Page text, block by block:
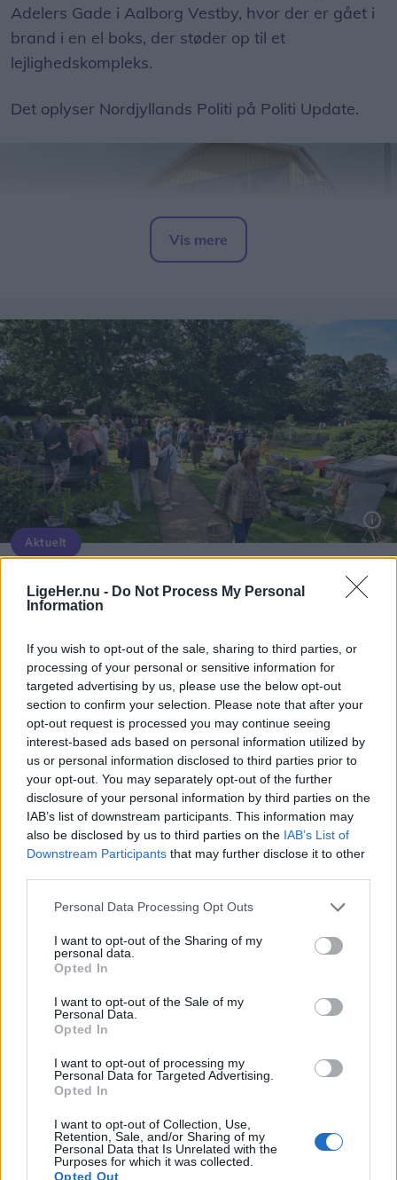
LigeHer.nu - Do Not Process My Personal
Information
If you wish to opt-out of the sale, sharing to third parties, or
processing of your personal or sensitive information for
targeted advertising by us, please use the below opt-out
section to confirm your selection. Please note that after your
opt-out request is processed you may continue seeing
interest-based ads based on personal information utilized by
us or personal information disclosed to third parties prior to
your opt-out. You may separately opt-out of the further
disclosure of your personal information by third parties on the
IAB’s list of downstream participants. This information may
also be disclosed by us to third parties on the IAB’s List of
Downstream Participants that may further disclose it to other
Personal Data Processing Opt Outs
I want to opt-out of the Sharing of my
personal data.
Opted In
I want to opt-out of the Sale of my
Personal Data.
Opted In
I want to opt-out of processing my
Personal Data for Targeted Advertising.
Opted In
I want to opt-out of Collection, Use,
Retention, Sale, and/or Sharing of my
Personal Data that Is Unrelated with the
Purposes for which it was collected.
Opted Out
Adelers Gade i Aalborg Vestby, hvor der er gået i
brand i en el boks, der støder op til et
lejlighedskompleks.
Det oplyser Nordjyllands Politi på Politi Update.
Alle borgere i området bedes søge væk fra røgen,
samt lukke for døre, vinduer og ventilation.
Opdateres...
Vis mere
Aktuelt
20 stadeholdere fylder byparken med
blomster og haveliv
Emilie Nesheim Shaw
Følg os på Discover
07. august 2026 kl. 14.00
Opdateret kl. 14.17
VESTER HASSING: Drømmer du om nye planter til
haven, eller vil du bare nyde et par hyggelige
timer i grønne omgivelser?
Borgerforening til havemarked i byparken i Vester
Hassing.
om et marked med omkring 20 stadeholdere, hvor
både glade haveamatører og professionelle
virksomheder sælger haverelaterede varer.Del artikel
Kategorier